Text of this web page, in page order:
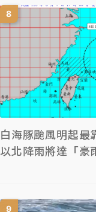
白海豚颱風明起
以北降雨將達「豪